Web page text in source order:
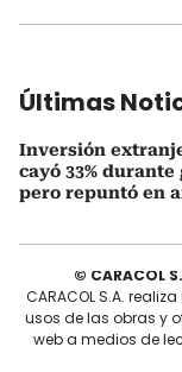
Últimas
Inversión
cayó 33%
pero repuntó en
© CARACOL
CARACOL S.A.
usos de las obras y
web a medios de